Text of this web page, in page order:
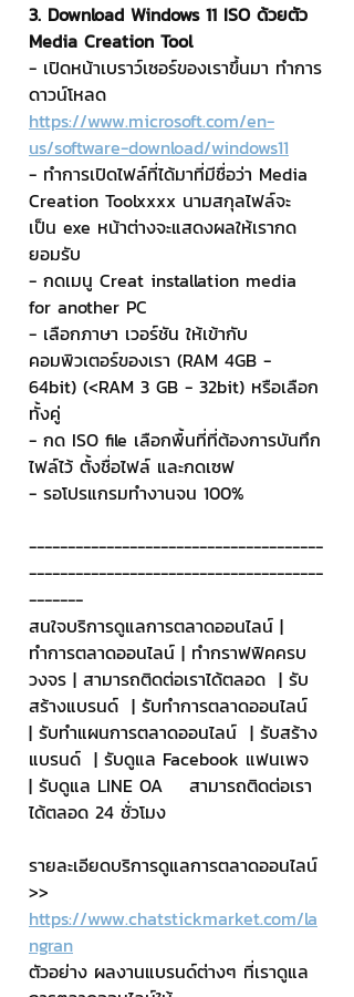
3. Download Windows 11 ISO ด้วยตัว
Media Creation Tool
- เปิดหน้าเบราว์เซอร์ของเราขึ้นมา ทำการ
ดาวน์โหลด
https://www.microsoft.com/en-
us/software-download/windows11
- ทำการเปิดไฟล์ที่ได้มาที่มีชื่อว่า Media
Creation Toolxxxx นามสกุลไฟล์จะ
เป็น exe หน้าต่างจะแสดงผลให้เรากด
ยอมรับ
- กดเมนู Creat installation media
for another PC
- เลือกภาษา เวอร์ชัน ให้เข้ากับ
คอมพิวเตอร์ของเรา (RAM 4GB -
64bit) (<RAM 3 GB - 32bit) หรือเลือก
ทั้งคู่
- กด ISO file เลือกพื้นที่ที่ต้องการบันทึก
ไฟล์ไว้ ตั้งชื่อไฟล์ และกดเซฟ
- รอโปรแกรมทำงานจน 100%
--------------------------------------
--------------------------------------
-------
สนใจบริการดูแลการตลาดออนไลน์ |
ทำการตลาดออนไลน์ | ทำกราฟฟิคครบ
วงจร | สามารถติดต่อเราได้ตลอด  | รับ
สร้างแบรนด์  | รับทำการตลาดออนไลน์
| รับทำแผนการตลาดออนไลน์  | รับสร้าง
แบรนด์  | รับดูแล Facebook แฟนเพจ
| รับดูแล LINE OA    สามารถติดต่อเรา
ได้ตลอด 24 ชั่วโมง
รายละเอียดบริการดูแลการตลาดออนไลน์
>>
https://www.chatstickmarket.com/la
ngran
ตัวอย่าง ผลงานแบรนด์ต่างๆ ที่เราดูแล